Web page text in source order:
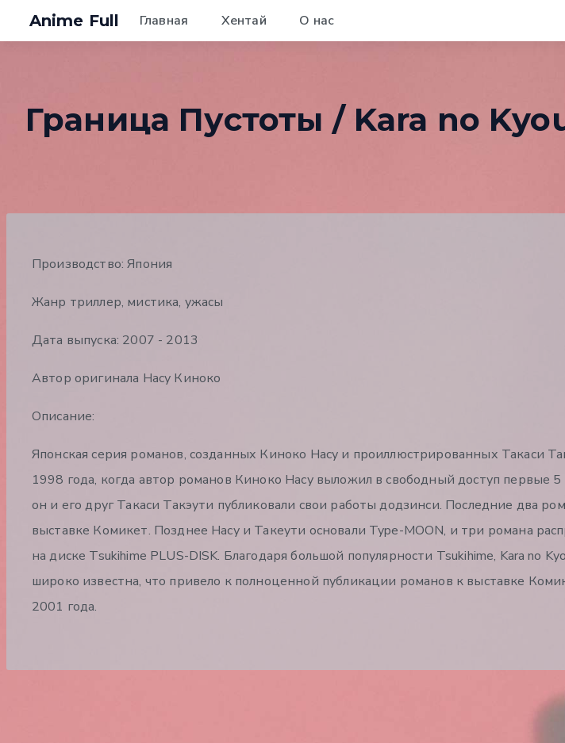
Anime Full Главная Хентай О нас
Граница Пустоты / Kara no
Производство: Япония
Жанр триллер, мистика, ужасы
Дата выпуска: 2007 - 2013
Автор оригинала Насу Киноко
Описание:
Японская серия романов, созданных Киноко Насу и проиллюстрированных Такаси
1998 года, когда автор романов Киноко Насу выложил в свободный доступ первые 5
он и его друг Такаси Такэути публиковали свои работы додзинси. Последние два
выставке Комикет. Позднее Насу и Такеути основали Type-MOON, и три романа
на диске Tsukihime PLUS-DISK. Благодаря большой популярности Tsukihime, Kara no
широко известна, что привело к полноценной публикации романов к выставке
2001 года.